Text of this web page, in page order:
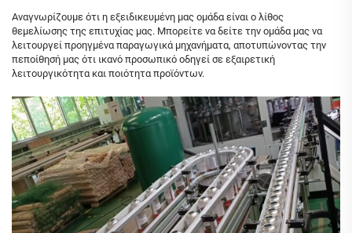
Αναγνωρίζουμε ότι η εξειδικευμένη μας ομάδα είναι ο λίθος
θεμελίωσης της επιτυχίας μας. Μπορείτε να δείτε την ομάδα μας να
λειτουργεί προηγμένα παραγωγικά μηχανήματα, αποτυπώνοντας την
πεποίθησή μας ότι ικανό προσωπικό οδηγεί σε εξαιρετική
λειτουργικότητα και ποιότητα προϊόντων.